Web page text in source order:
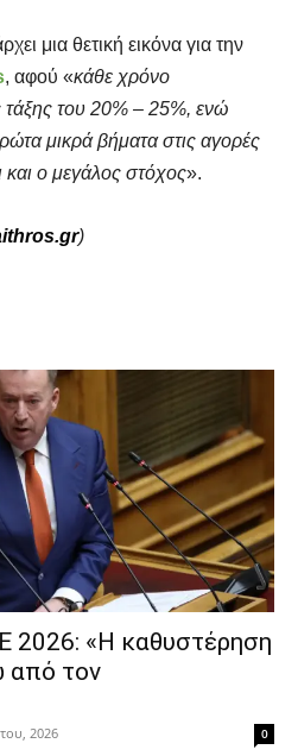
μια θετική εικόνα για την
, αφού «κάθε χρόνο
τάξης του 20% – 25%, ενώ
μικρά βήματα στις αγορές
και ο μεγάλος στόχος».
)
2026: «Η καθυστέρηση
από τον
2026 0